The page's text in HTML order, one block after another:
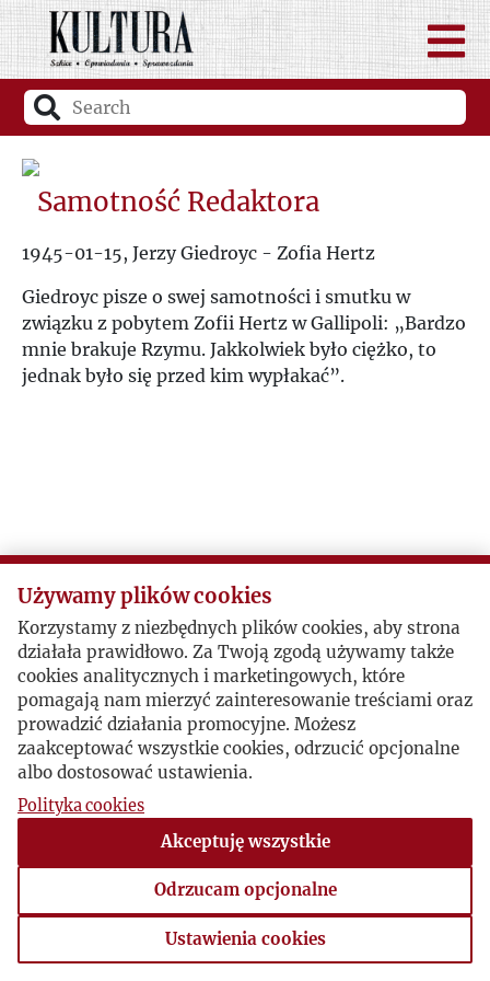
Samotność Redaktora
1945-01-15, Jerzy Giedroyc - Zofia Hertz
Giedroyc pisze o swej samotności i smutku w
związku z pobytem Zofii Hertz w Gallipoli: „Bardzo
mnie brakuje Rzymu. Jakkolwiek było ciężko, to
jednak było się przed kim wypłakać”.
Używamy plików cookies
Korzystamy z niezbędnych plików cookies, aby strona
działała prawidłowo. Za Twoją zgodą używamy także
cookies analitycznych i marketingowych, które
pomagają nam mierzyć zainteresowanie treściami oraz
prowadzić działania promocyjne. Możesz
zaakceptować wszystkie cookies, odrzucić opcjonalne
albo dostosować ustawienia.
Polityka cookies
Akceptuję wszystkie
Odrzucam opcjonalne
Ustawienia cookies
Ustawienia cookies